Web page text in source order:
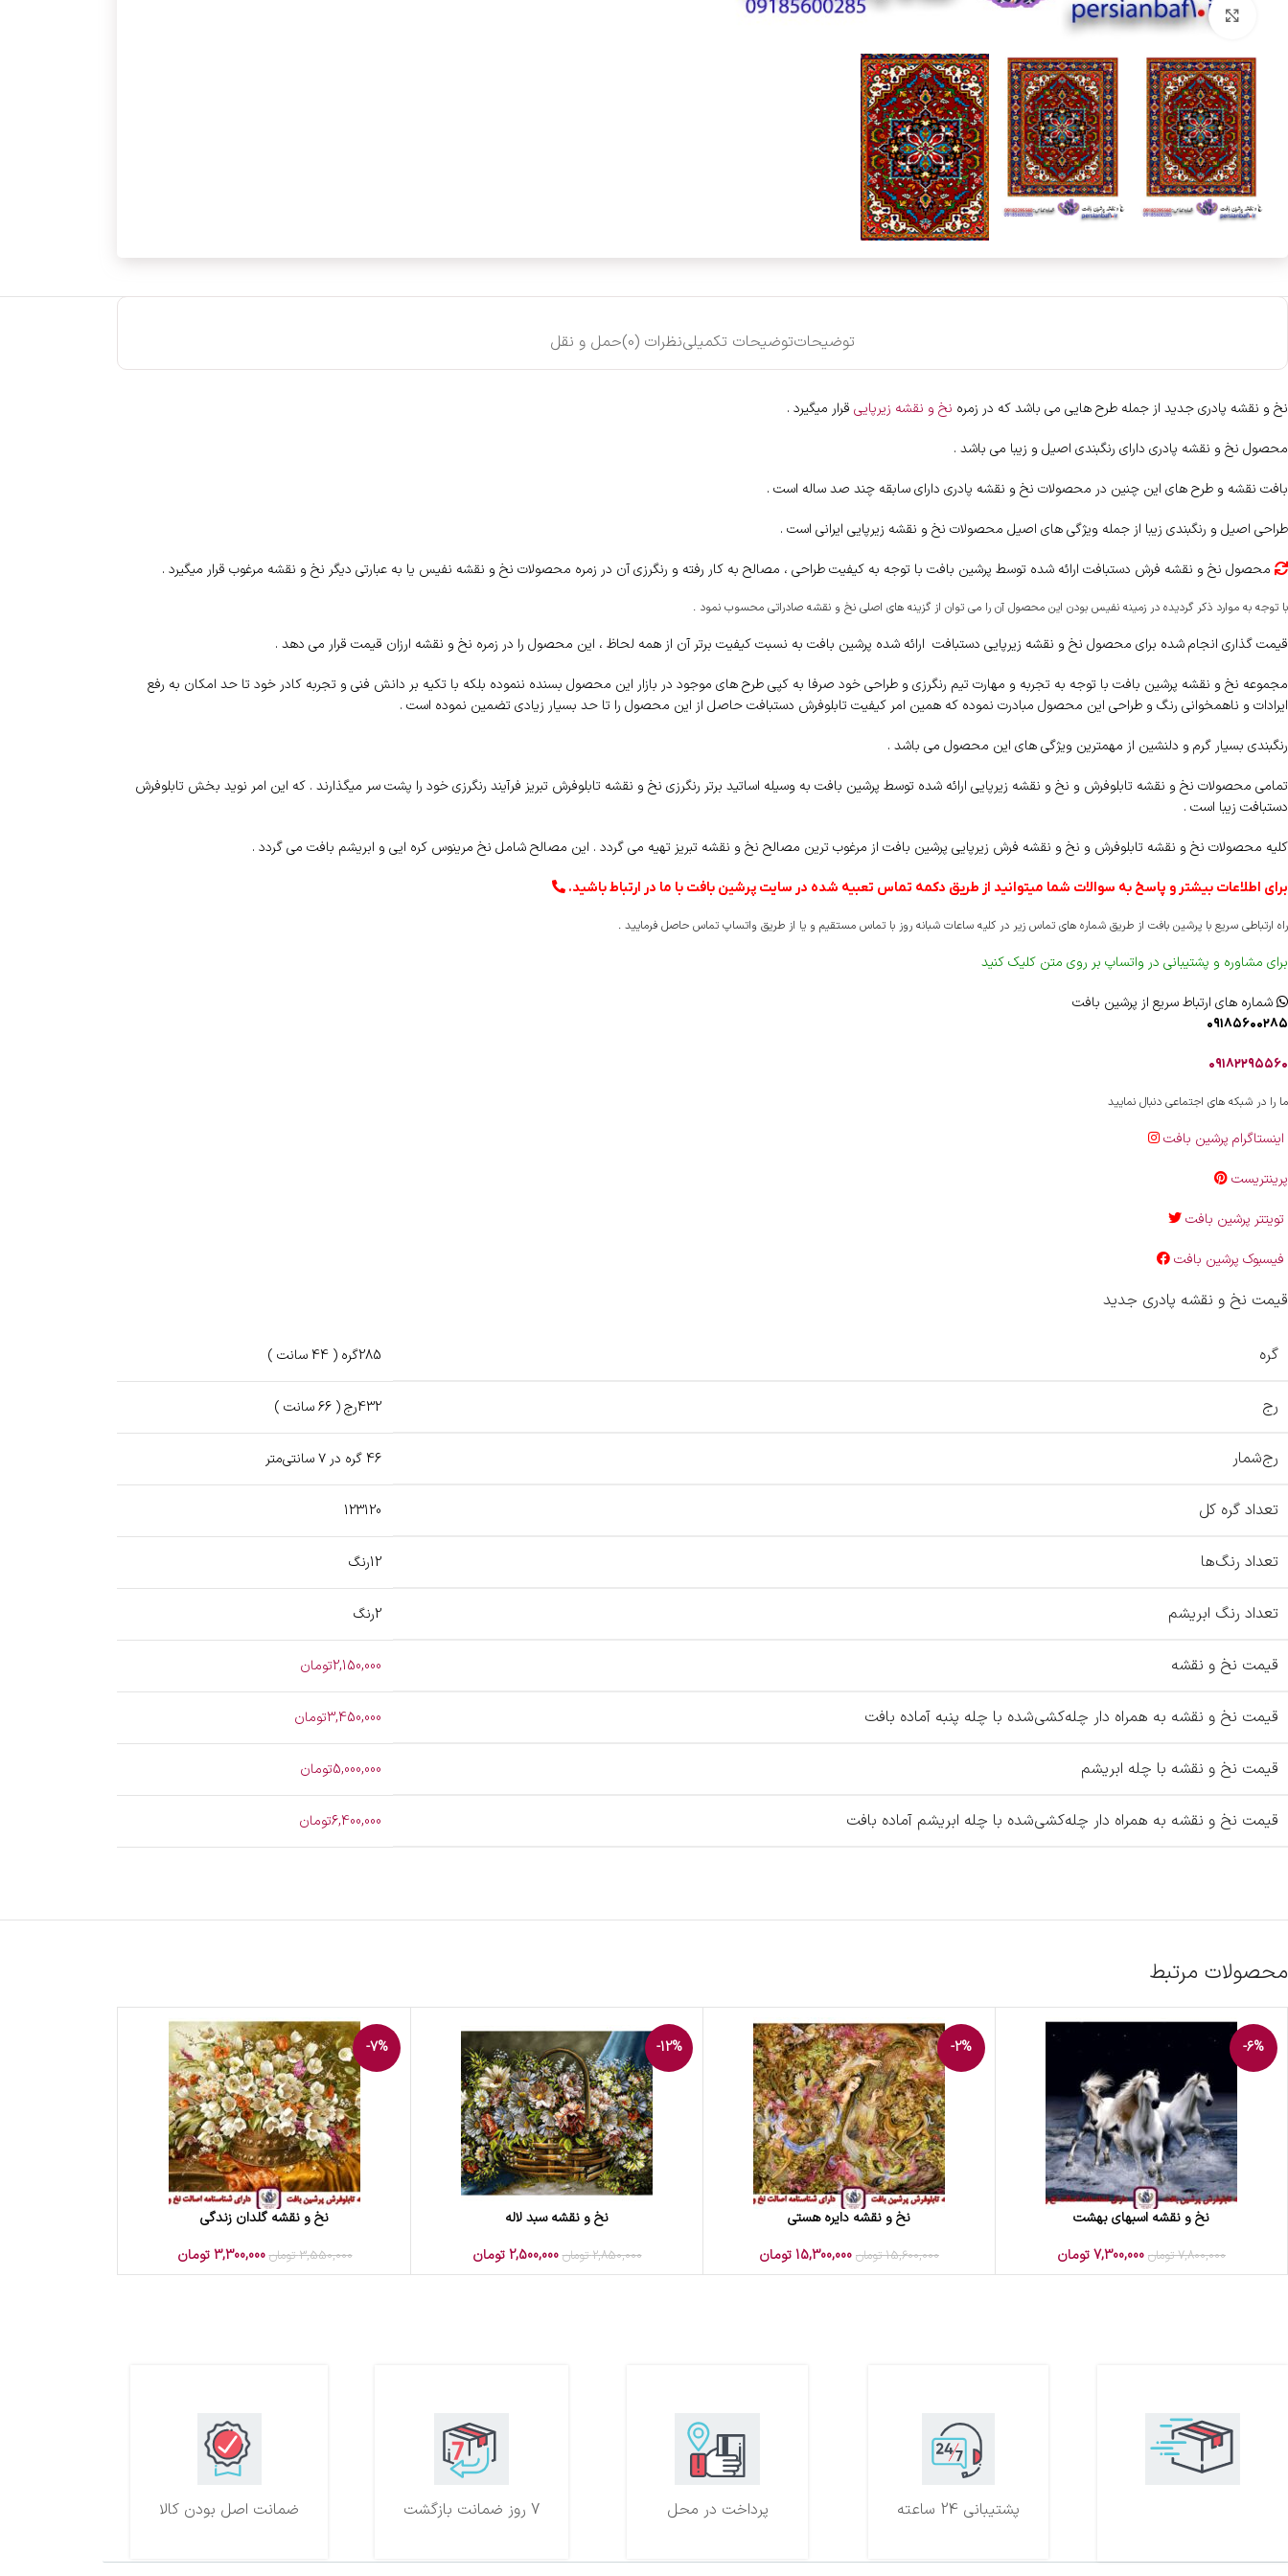
بزرگنمایی تصویر
توضیحاتتوضیحات تکمیلینظرات (0) حمل و نقل
نخ و نقشه پادری جدید از جمله طرح هایی می باشد که در زمره نخ و نقشه زیرپایی قرار میگیرد .
محصول نخ و نقشه پادری دارای رنگبندی اصیل و زیبا می باشد .
بافت نقشه و طرح های این چنین در محصولات نخ و نقشه پادری دارای سابقه چند صد ساله است .
طراحی اصیل و رنگبندی زیبا از جمله ویژگی های اصیل محصولات نخ و نقشه زیرپایی ایرانی است .
محصول نخ و نقشه فرش دستبافت ارائه شده توسط پرشین بافت با توجه به کیفیت طراحی ، مصالح به کار رفته و رنگرزی آن در زمره محصولات نخ و نقشه نفیس یا به عبارتی دیگر نخ و نقشه مرغوب قرار میگیرد .
با توجه به موارد ذکر گردیده در زمینه نفیس بودن این محصول آن را می توان از گزینه های اصلی نخ و نقشه صادراتی محسوب نمود .
قیمت گذاری انجام شده برای محصول نخ و نقشه زیرپایی دستبافت ارائه شده پرشین بافت به نسبت کیفیت برتر آن از همه لحاظ ، این محصول را در زمره نخ و نقشه ارزان قیمت قرار می دهد .
مجموعه نخ و نقشه پرشین بافت با توجه به تجربه و مهارت تیم رنگرزی و طراحی خود صرفا به کپی طرح های موجود در بازار این محصول بسنده ننموده بلکه با تکیه بر دانش فنی و تجربه کادر خود تا حد امکان به رفع
ایرادات و ناهمخوانی رنگ و طراحی این محصول مبادرت نموده که همین امر کیفیت تابلوفرش دستبافت حاصل از این محصول را تا حد بسیار زیادی تضمین نموده است .
رنگبندی بسیار گرم و دلنشین از مهمترین ویژگی های این محصول می باشد .
تمامی محصولات نخ و نقشه تابلوفرش و نخ و نقشه زیرپایی ارائه شده توسط پرشین بافت به وسیله اساتید برتر رنگرزی نخ و نقشه تابلوفرش تبریز فرآیند رنگرزی خود را پشت سر میگذارند . که این امر نوید بخش تابلوفرش
دستبافت زیبا است .
کلیه محصولات نخ و نقشه تابلوفرش و نخ و نقشه فرش زیرپایی پرشین بافت از مرغوب ترین مصالح نخ و نقشه تبریز تهیه می گردد . این مصالح شامل نخ مرینوس کره ایی و ابریشم بافت می گردد .
برای اطلاعات بیشتر و پاسخ به سوالات شما میتوانید از طریق دکمه تماس تعبیه شده در سایت پرشین بافت با ما در ارتباط باشید.
راه ارتباطی سریع با پرشین بافت از طریق شماره های تماس زیر در کلیه ساعات شبانه روز با تماس مستقیم و یا از طریق واتساپ تماس حاصل فرمایید .
برای مشاوره و پشتیبانی در واتساپ بر روی متن کلیک کنید
شماره های ارتباط سریع از پرشین بافت
۰۹۱۸۵۶۰۰۲۸۵
۰۹۱۸۲۲۹۵۵۶۰
ما را در شبکه های اجتماعی دنبال نمایید
اینستاگرام پرشین بافت
پرینتریست
تویتتر پرشین بافت
فیسبوک پرشین بافت
قیمت نخ و نقشه پادری جدید
گره 285گره ( 44 سانت )
رج 432رج ( 66 سانت )
رج‌شمار 46 گره در ۷ سانتی‌متر
تعداد گره کل 123120
تعداد رنگ‌ها 12رنگ
تعداد رنگ ابریشم 2رنگ
قیمت نخ و نقشه 2,150,000تومان
قیمت نخ و نقشه به همراه دار چله‌کشی‌شده با چله پنبه آماده بافت 3,450,000تومان
قیمت نخ و نقشه با چله ابریشم 5,000,000تومان
قیمت نخ و نقشه به همراه دار چله‌کشی‌شده با چله ابریشم آماده بافت 6,400,000تومان
محصولات مرتبط
-6%
افزودن به سبد خریدنخ و نقشه اسبهای بهشت
7,800,000 تومان 7,300,000تومان
-2%
افزودن به سبد خریدنخ و نقشه دایره هستی
15,600,000 تومان 15,300,000تومان
-12%
افزودن به سبد خریدنخ و نقشه سبد لاله
2,850,000 تومان 2,500,000 تومان
-7%
افزودن به سبد خریدنخ و نقشه گلدان زندگی
3,550,000 تومان 3,300,000 تومان
ضمانت اصل بودن کالا 7 روز ضمانت بازگشت پرداخت در محل پشتیبانی 24 ساعته